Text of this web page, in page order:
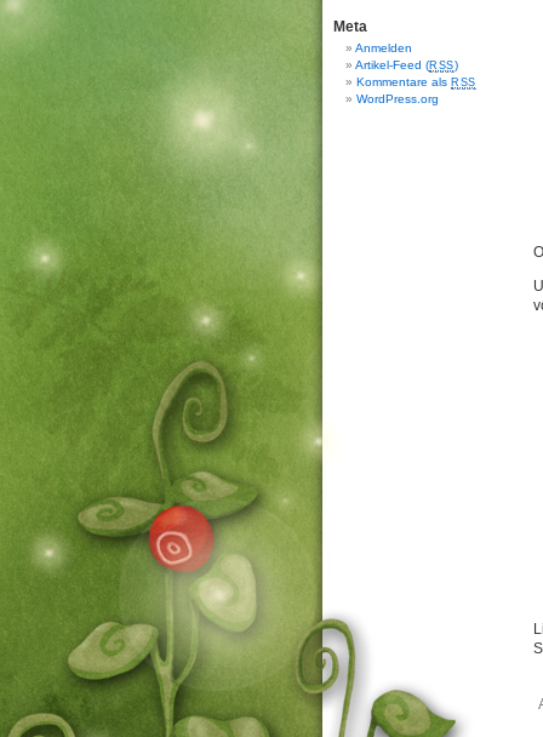
Meta
Anmelden
Artikel-Feed (RSS)
Kommentare als RSS
WordPress.org